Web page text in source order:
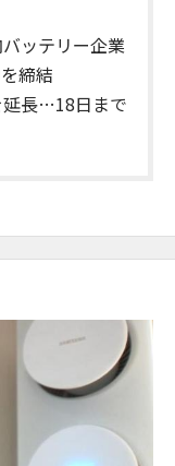
ッテリー企業
締結
延長…18日まで